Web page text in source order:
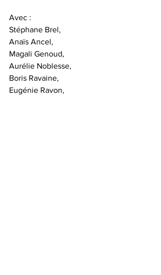
Avec :
Stéphane Brel,
Anaïs Ancel,
Magali Genoud,
Aurélie Noblesse,
Boris Ravaine,
Eugénie Ravon,